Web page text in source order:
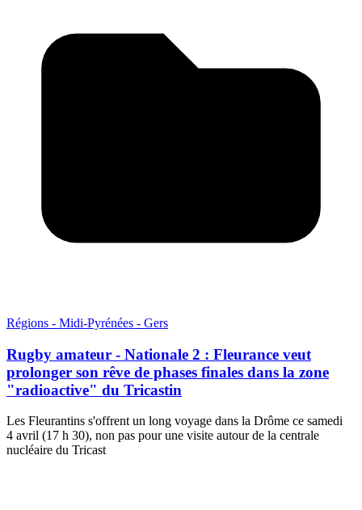
Régions - Midi-Pyrénées - Gers
Rugby amateur - Nationale 2 : Fleurance veut
prolonger son rêve de phases finales dans la zone
"radioactive" du Tricastin
Les Fleurantins s'offrent un long voyage dans la Drôme ce samedi
4 avril (17 h 30), non pas pour une visite autour de la centrale
nucléaire du Tricast